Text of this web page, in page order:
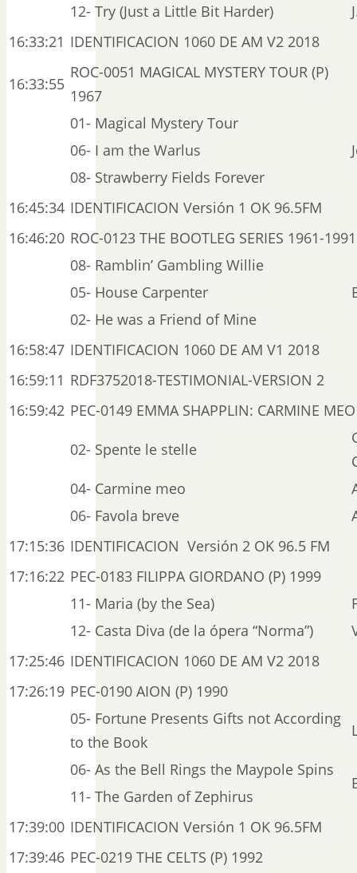
12- Try (Just a Little Bit Harder)
16:33:21 IDENTIFICACION 1060 DE AM V2 2018
16:33:55
ROC-0051 MAGICAL MYSTERY TOUR (P)
1967
01- Magical Mystery Tour
06- I am the Warlus
08- Strawberry Fields Forever
16:45:34 IDENTIFICACION Versión 1 OK 96.5FM
16:46:20 ROC-0123 THE BOOTLEG SERIES 1961-
08- Ramblin’ Gambling Willie
05- House Carpenter
02- He was a Friend of Mine
16:58:47 IDENTIFICACION 1060 DE AM V1 2018
16:59:11 RDF3752018-TESTIMONIAL-VERSION 2
16:59:42 PEC-0149 EMMA SHAPPLIN: CARMINE
02- Spente le stelle
04- Carmine meo
06- Favola breve
17:15:36 IDENTIFICACION Versión 2 OK 96.5 FM
17:16:22 PEC-0183 FILIPPA GIORDANO (P) 1999
11- Maria (by the Sea)
12- Casta Diva (de la ópera “Norma”)
17:25:46 IDENTIFICACION 1060 DE AM V2 2018
17:26:19 PEC-0190 AION (P) 1990
05- Fortune Presents Gifts not According
to the Book
06- As the Bell Rings the Maypole Spins
11- The Garden of Zephirus
17:39:00 IDENTIFICACION Versión 1 OK 96.5FM
17:39:46 PEC-0219 THE CELTS (P) 1992